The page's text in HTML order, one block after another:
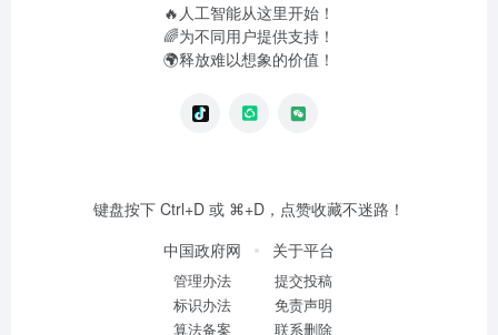
🔥人工智能从这里开始！
🌈为不同用户提供支持！
🌍释放难以想象的价值！
键盘按下 Ctrl+D 或 ⌘+D，点赞收藏不迷路！
中国政府网
管理办法
标识办法
算法备案
关于平台
提交投稿
免责声明
联系删除